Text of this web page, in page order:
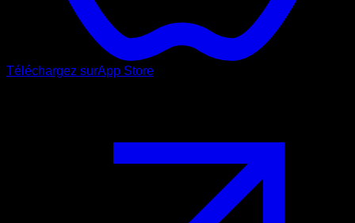
Téléchargez surApp Store